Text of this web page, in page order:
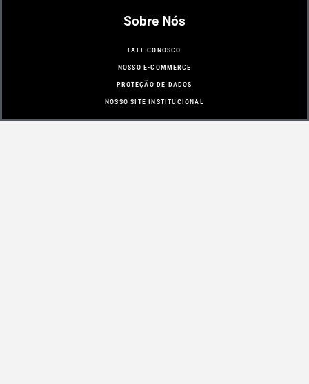
Sobre Nós
FALE CONOSCO
NOSSO E-COMMERCE
PROTEÇÃO DE DADOS
NOSSO SITE INSTITUCIONAL